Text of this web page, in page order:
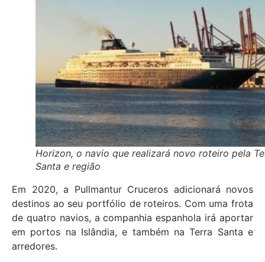
Horizon, o navio que realizará novo roteiro pela
Santa e região
Em 2020, a Pullmantur Cruceros adicionará novos
destinos ao seu portfólio de roteiros. Com uma frota
de quatro navios, a companhia espanhola irá aportar
em portos na Islândia, e também na Terra Santa e
arredores.